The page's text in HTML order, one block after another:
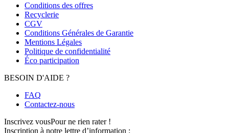
Conditions des offres
Recyclerie
CGV
Conditions Générales de Garantie
Mentions Légales
Politique de confidentialité
Éco participation
BESOIN D'AIDE ?
FAQ
Contactez-nous
Inscrivez vousPour ne rien rater !
Inscription à notre lettre d’information :